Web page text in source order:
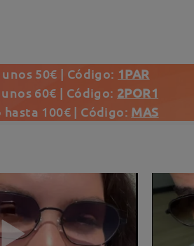
50€ | Código: 1PAR
60€ | Código: 2POR1
hasta 100€ | Código: MAS